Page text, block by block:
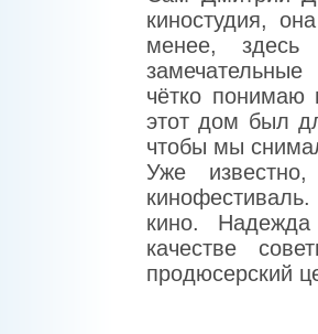
киностудия,
менее, здесь
чётко понимаю
этот дом был
чтобы мы
Уже
кино.
качестве
продюсерский